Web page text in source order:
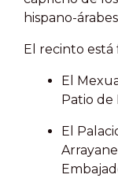
hispano-
El recinto está
El
Patio de
El